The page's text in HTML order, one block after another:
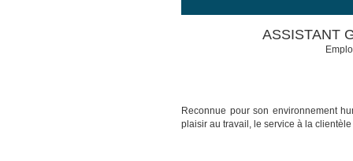
ASSISTANT
Reconnue pour son environnement
plaisir au travail, le service à la